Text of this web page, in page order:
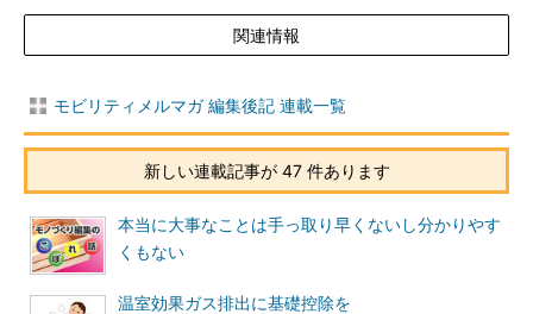
関連情報
モビリティメルマガ 編集後記 連載一覧
新しい連載記事が 47 件あります
本当に大事なことは手っ取り早くないし分かりやす
くもない
温室効果ガス排出に基礎控除を